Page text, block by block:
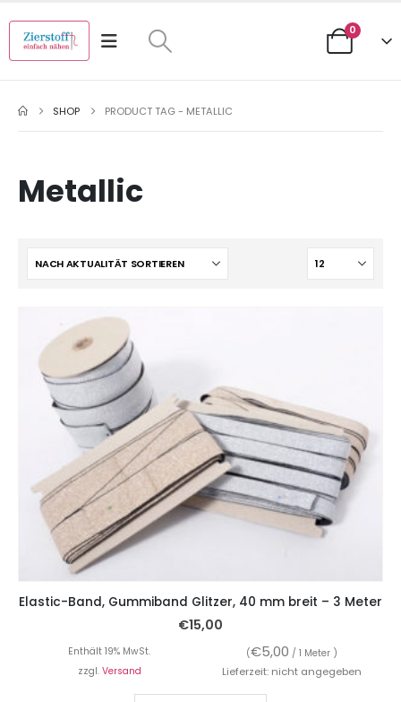
0
SHOP PRODUCT TAG - METALLIC
Metallic
Elastic-Band, Gummiband Glitzer, 40 mm breit – 3 Meter
€15,00
Enthält 19% MwSt. (€5,00 / 1 Meter )
zzgl. Versand Lieferzeit: nicht angegeben